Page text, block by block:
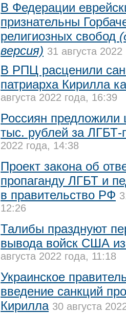
В Федерации
признательны
религиозных свобод
версия) 31 августа
В РПЦ расценили
патриарха Кирилла
августа 2022 года, 16:39
Россиян
тыс. рублей за ЛГБТ-
2022 года, 14:38
Проект закона об
пропаганду ЛГБТ и
в правительство РФ
12:26
Талибы празднуют
вывода войск США
августа 2022 года, 11:18
Украинское
введение санкций
Кирилла 30 августа